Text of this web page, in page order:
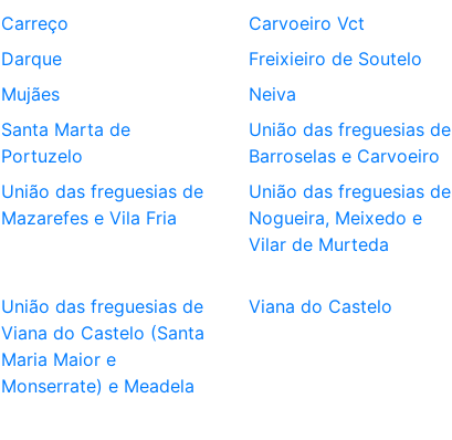
Carreço Carvoeiro Vct
Darque Freixieiro de Soutelo
Mujães Neiva
Santa Marta de
Portuzelo
União das freguesias de
Barroselas e Carvoeiro
União das freguesias de
Mazarefes e Vila Fria
União das freguesias de
Nogueira, Meixedo e
Vilar de Murteda
União das freguesias de
Viana do Castelo (Santa
Maria Maior e
Monserrate) e Meadela
Viana do Castelo